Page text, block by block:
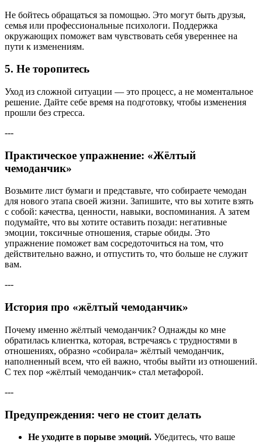
Не бойтесь обращаться за помощью. Это могут быть друзья,
семья или профессиональные психологи. Поддержка
окружающих поможет вам чувствовать себя увереннее на
пути к изменениям.
5. Не торопитесь
Уход из сложной ситуации — это процесс, а не моментальное
решение. Дайте себе время на подготовку, чтобы изменения
прошли без стресса.
---
Практическое упражнение: «Жёлтый
чемоданчик»
Возьмите лист бумаги и представьте, что собираете чемодан
для нового этапа своей жизни. Запишите, что вы хотите взять
с собой: качества, ценности, навыки, воспоминания. А затем
подумайте, что вы хотите оставить позади: негативные
эмоции, токсичные отношения, старые обиды. Это
упражнение поможет вам сосредоточиться на том, что
действительно важно, и отпустить то, что больше не служит
вам.
---
История про «жёлтый чемоданчик»
Почему именно жёлтый чемоданчик? Однажды ко мне
обратилась клиентка, которая, встречаясь с трудностями в
отношениях, образно «собирала» жёлтый чемоданчик,
наполненный всем, что ей важно, чтобы выйти из отношений.
С тех пор «жёлтый чемоданчик» стал метафорой.
---
Предупреждения: чего не стоит делать
Не уходите в порыве эмоций. Убедитесь, что ваше